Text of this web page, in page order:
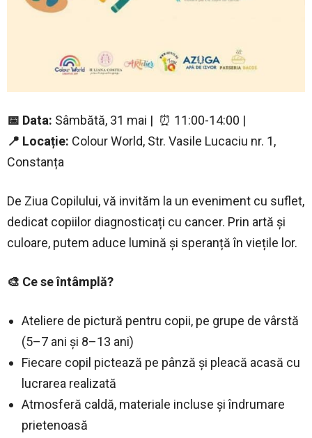
📅 Data: Sâmbătă, 31 mai | ⏰ 11:00-14:00 |
📍 Locație: Colour World, Str. Vasile Lucaciu nr. 1,
Constanța
De Ziua Copilului, vă invităm la un eveniment cu suflet,
dedicat copiilor diagnosticați cu cancer. Prin artă și
culoare, putem aduce lumină și speranță în viețile lor.
🎨 Ce se întâmplă?
Ateliere de pictură pentru copii, pe grupe de vârstă
(5–7 ani și 8–13 ani)
Fiecare copil pictează pe pânză și pleacă acasă cu
lucrarea realizată
Atmosferă caldă, materiale incluse și îndrumare
prietenoasă